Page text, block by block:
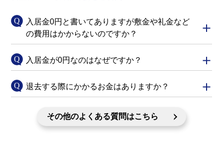
入居金0円と書いてありますが敷金や礼金など
の費用はかからないのですか？
入居金が0円なのはなぜですか？
退去する際にかかるお金はありますか？
その他のよくある質問はこちら